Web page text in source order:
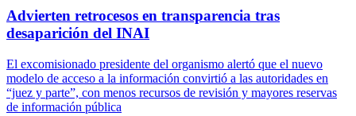
Advierten retrocesos en transparencia tras
desaparición del INAI
El excomisionado presidente del organismo alertó que el nuevo
modelo de acceso a la información convirtió a las autoridades en
“juez y parte”, con menos recursos de revisión y mayores reservas
de información pública